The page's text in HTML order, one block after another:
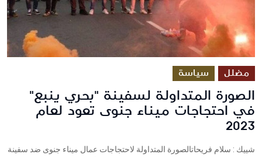
مضلل سياسة
الصورة المتداولة لسفينة "بحري ينبع"
في احتجاجات ميناء جنوى تعود لعام
2023
شييك : سلام فريحاتالصورة المتداولة لاحتجاجات عمال ميناء جنوى ضد سفينة